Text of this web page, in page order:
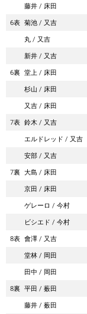
藤井
床田
6表 菊池 又吉
丸
又吉
新井
又吉
6裏 堂上 床田
杉山
床田
又吉
床田
7表 鈴木 又吉
エルドレッド
又吉
安部
又吉
7裏 大島 床田
京田
床田
ゲレーロ
今村
ビシエド
今村
8表 會澤 又吉
堂林
岡田
田中
岡田
8裏 平田 薮田
藤井
薮田